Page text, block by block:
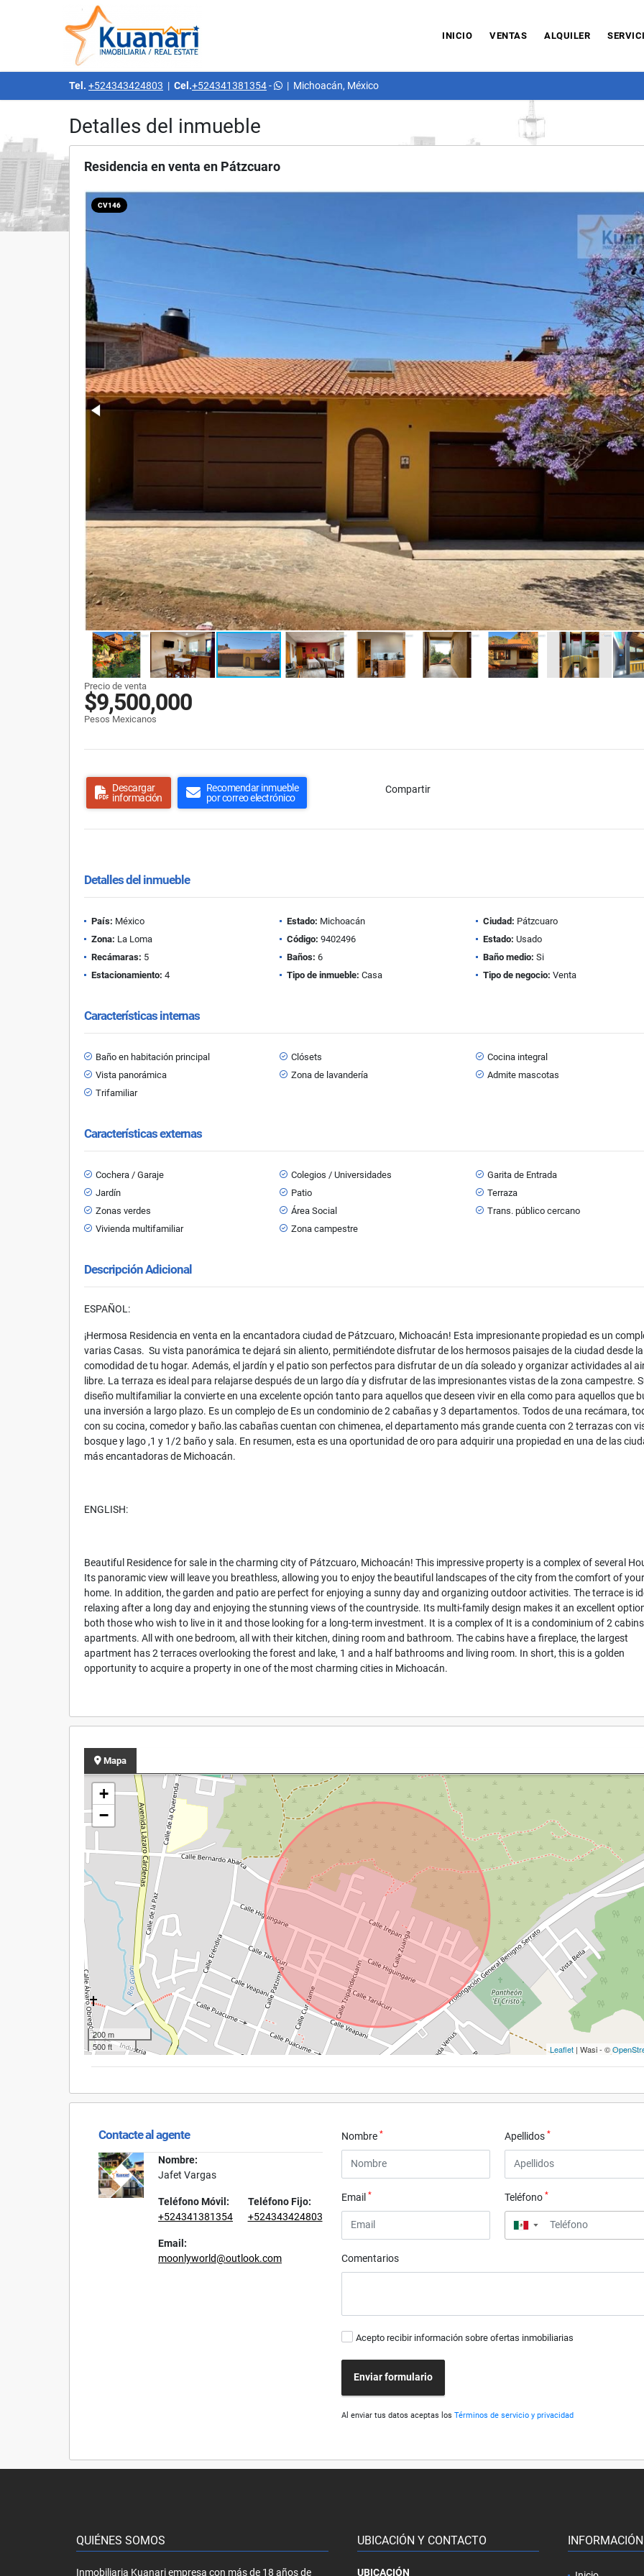
INICIO VENTAS ALQUILER
Tel. +524343424803 | Cel.+524341381354- | Michoacán, México
Detalles del inmueble
Residencia en venta en Pátzcuaro
CV146
Precio de venta
$9,500,000
Pesos Mexicanos
Descargar
información
Recomendar inmueble
por correo electrónico
Compartir
Detalles del inmueble
País: México Estado: Michoacán Ciudad: Pátzcuaro
Zona: La Loma Código: 9402496 Estado: Usado
Recámaras: 5 Baños: 6 Baño medio: Si
Estacionamiento: 4 Tipo de inmueble: Casa Tipo de negocio: Venta
Características internas
Baño en habitación principal Clósets
Cocina integral
Vista panorámica
Zona de lavandería
Admite mascotas
Trifamiliar
Características externas
Cochera / Garaje Colegios / Universidades
Garita de Entrada
Jardín
Patio
Terraza
Zonas verdes
Área Social
Trans. público cercano
Vivienda multifamiliar
Zona campestre
Descripción Adicional
ESPAÑOL:
¡Hermosa Residencia en venta en la encantadora ciudad de Pátzcuaro, Michoacán! Esta impresionante propiedad es un
varias Casas. Su vista panorámica te dejará sin aliento, permitiéndote disfrutar de los hermosos paisajes de la ciudad desde la
comodidad de tu hogar. Además, el jardín y el patio son perfectos para disfrutar de un día soleado y organizar actividades al
libre. La terraza es ideal para relajarse después de un largo día y disfrutar de las impresionantes vistas de la zona campestre.
diseño multifamiliar la convierte en una excelente opción tanto para aquellos que deseen vivir en ella como para aquellos que
una inversión a largo plazo. Es un complejo de Es un condominio de 2 cabañas y 3 departamentos. Todos de una recámara,
con su cocina, comedor y baño.las cabañas cuentan con chimenea, el departamento más grande cuenta con 2 terrazas con
bosque y lago ,1 y 1/2 baño y sala. En resumen, esta es una oportunidad de oro para adquirir una propiedad en una de las
más encantadoras de Michoacán.
ENGLISH:
Beautiful Residence for sale in the charming city of Pátzcuaro, Michoacán! This impressive property is a complex of several
Its panoramic view will leave you breathless, allowing you to enjoy the beautiful landscapes of the city from the comfort of your
home. In addition, the garden and patio are perfect for enjoying a sunny day and organizing outdoor activities. The terrace is
relaxing after a long day and enjoying the stunning views of the countryside. Its multi-family design makes it an excellent
both those who wish to live in it and those looking for a long-term investment. It is a complex of It is a condominium of 2
apartments. All with one bedroom, all with their kitchen, dining room and bathroom. The cabins have a fireplace, the largest
apartment has 2 terraces overlooking the forest and lake, 1 and a half bathrooms and living room. In short, this is a golden
opportunity to acquire a property in one of the most charming cities in Michoacán.
Mapa
+
−
200 m
500 ft
Leaflet | Wasi - ©
Contacte al agente
Nombre:
Jafet Vargas
Teléfono Móvil:
+524341381354
Teléfono Fijo:
+524343424803
Email:
moonlyworld@outlook.com
Nombre* Apellidos *
Email* Teléfono *
▼
Comentarios
Acepto recibir información sobre ofertas inmobiliarias
Enviar formulario
Al enviar tus datos aceptas losTérminos de servicio y privacidad
QUIÉNES SOMOS
Inmobiliaria Kuanari empresa con más de 18 años de
UBICACIÓN Y CONTACTO
UBICACIÓN
INFORMACIÓN